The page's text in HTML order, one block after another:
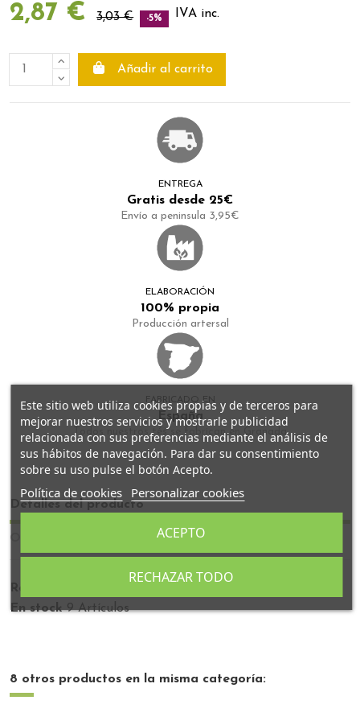
2,87 € 3,03 € -5% IVA inc.
Añadir al carrito
ENTREGA
Gratis desde 25€
Envío a peninsula 3,95€
ELABORACIÓN
100% propia
Producción artersal
FABRICADO EN
España
Todos nuestros tés se fabrican en Granada
Detalles del producto
Opiniones
Referencia
En stock 9 Artículos
8 otros productos en la misma categoría:
Este sitio web utiliza cookies propias y de terceros para
mejorar nuestros servicios y mostrarle publicidad
relacionada con sus preferencias mediante el análisis de
sus hábitos de navegación. Para dar su consentimiento
sobre su uso pulse el botón Acepto.
Política de cookies Personalizar cookies
RECHAZAR TODO
ACEPTO